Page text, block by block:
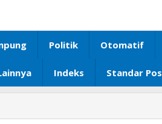
Politik Otomatif
Indeks Standar Pos